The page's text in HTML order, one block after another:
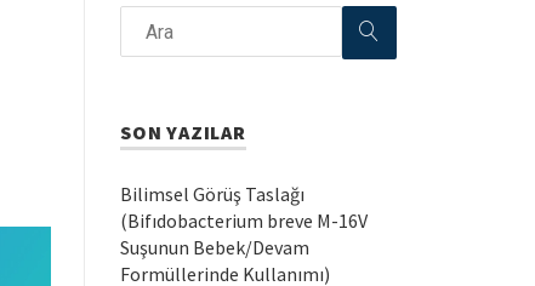
SON YAZILAR
Bilimsel Görüş Taslağı
(Bifıdobacterium breve M-16V
Suşunun Bebek/Devam
Formüllerinde Kullanımı)